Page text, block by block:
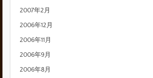
2007年2月
2006年12月
2006年11月
2006年9月
2006年8月